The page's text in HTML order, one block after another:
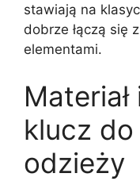
stawiają na
dobrze łączą się
elementami.
klucz do
odzieży